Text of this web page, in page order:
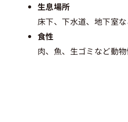
生息場所
床下、下水道、地下室
食性
肉、魚、生ゴミなど動